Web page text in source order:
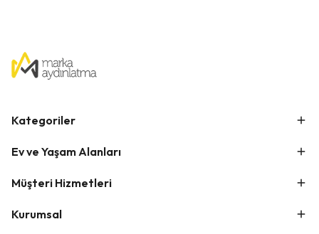
Kategoriler
Ev ve Yaşam Alanları
Müşteri Hizmetleri
Kurumsal